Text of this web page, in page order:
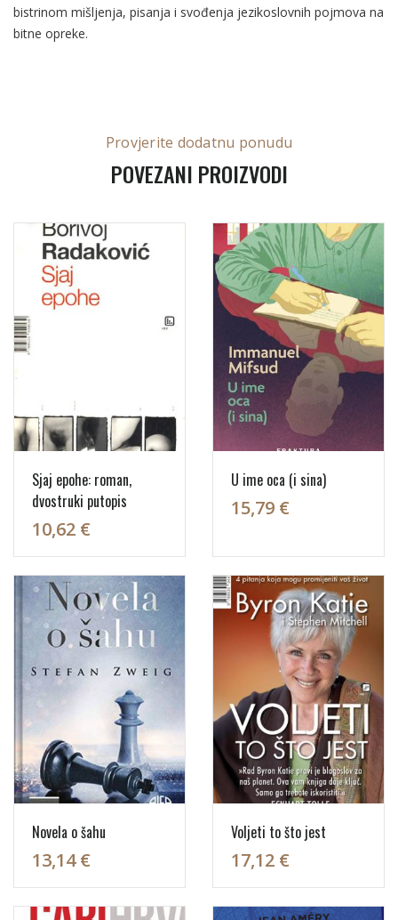
bistrinom mišljenja, pisanja i svođenja jezikoslovnih pojmova na
bitne opreke.
Provjerite dodatnu ponudu
POVEZANI PROIZVODI
Sjaj epohe: roman,
dvostruki putopis
10,62 €
U ime oca (i sina)
15,79 €
Novela o šahu
13,14 €
Voljeti to što jest
17,12 €